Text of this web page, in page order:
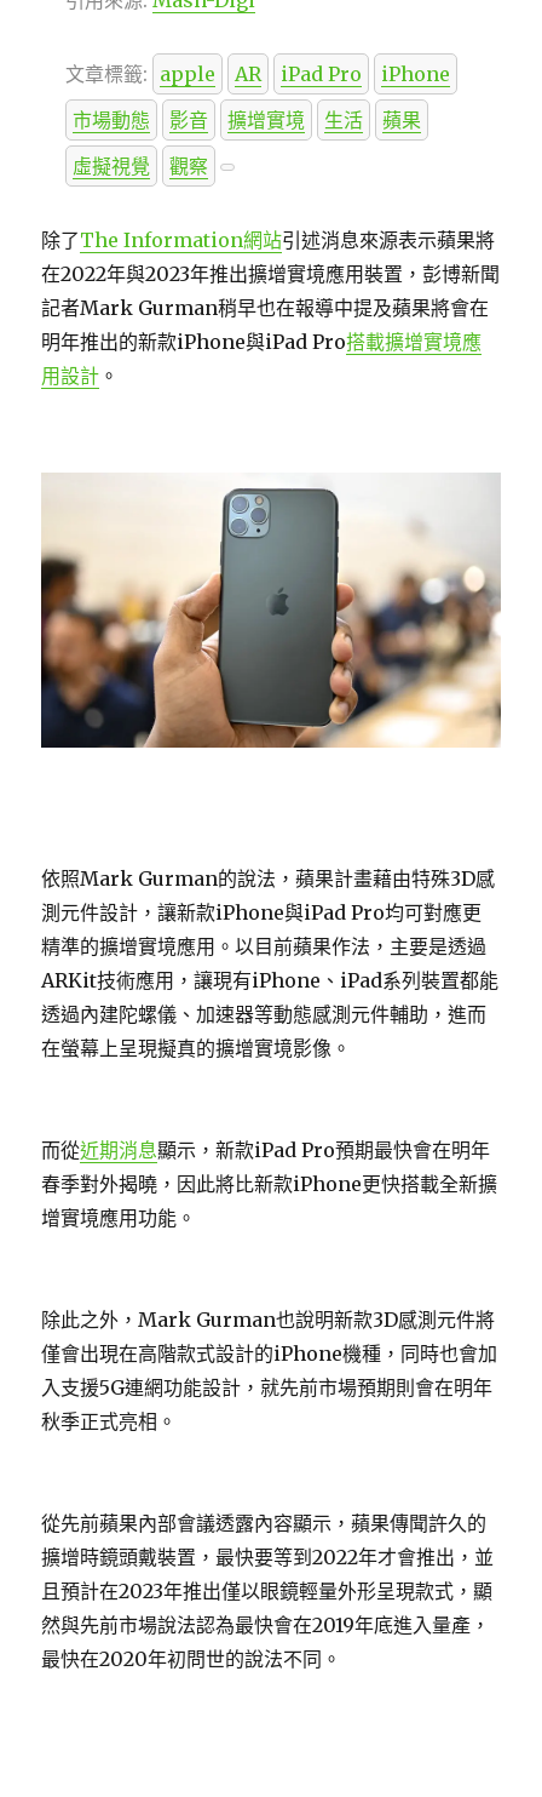
文章標籤: apple AR iPad Pro
iPhone
市場動態
影音 擴增實境 生活
蘋果
虛擬視覺
觀察
除了The Information網站引述消息來源表示蘋果將
在2022年與2023年推出擴增實境應用裝置，彭博新聞
記者Mark Gurman稍早也在報導中提及蘋果將會在
明年推出的新款iPhone與iPad Pro搭載擴增實境應
用設計 。
依照Mark Gurman的說法，蘋果計畫藉由特殊3D感
測元件設計，讓新款iPhone與iPad Pro均可對應更
精準的擴增實境應用。以目前蘋果作法，主要是透過
ARKit技術應用，讓現有iPhone、iPad系列裝置都能
透過內建陀螺儀、加速器等動態感測元件輔助，進而
在螢幕上呈現擬真的擴增實境影像。
而從近期消息顯示，新款iPad Pro預期最快會在明年
春季對外揭曉，因此將比新款iPhone更快搭載全新擴
增實境應用功能。
除此之外，Mark Gurman也說明新款3D感測元件將
僅會出現在高階款式設計的iPhone機種，同時也會加
入支援5G連網功能設計，就先前市場預期則會在明年
秋季正式亮相。
從先前蘋果內部會議透露內容顯示，蘋果傳聞許久的
擴增時鏡頭戴裝置，最快要等到2022年才會推出，並
且預計在2023年推出僅以眼鏡輕量外形呈現款式，顯
然與先前市場說法認為最快會在2019年底進入量產，
最快在2020年初問世的說法不同。